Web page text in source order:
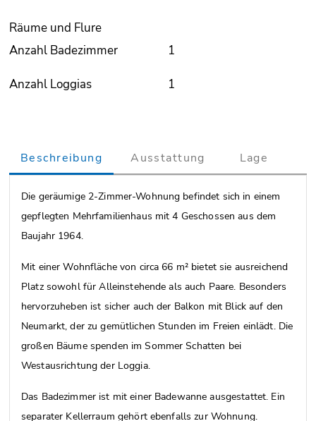
Räume und Flure
Anzahl Badezimmer
1
Anzahl Loggias 1
Beschreibung Ausstattung Lage
Die geräumige 2-Zimmer-Wohnung befindet sich in einem
gepflegten Mehrfamilienhaus mit 4 Geschossen aus dem
Baujahr 1964.
Mit einer Wohnfläche von circa 66 m² bietet sie ausreichend
Platz sowohl für Alleinstehende als auch Paare. Besonders
hervorzuheben ist sicher auch der Balkon mit Blick auf den
Neumarkt, der zu gemütlichen Stunden im Freien einlädt. Die
großen Bäume spenden im Sommer Schatten bei
Westausrichtung der Loggia.
Das Badezimmer ist mit einer Badewanne ausgestattet. Ein
separater Kellerraum gehört ebenfalls zur Wohnung.